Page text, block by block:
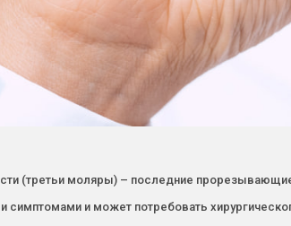
(третьи моляры) – последние
симптомами и может потребовать